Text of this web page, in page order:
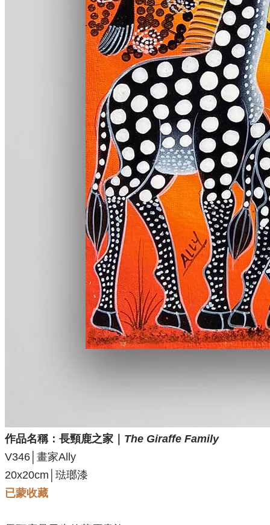
作品名稱：長頸鹿之家
The Giraffe Family
V346│畫家Ally
20x20cm│琺瑯漆
已蒙收藏